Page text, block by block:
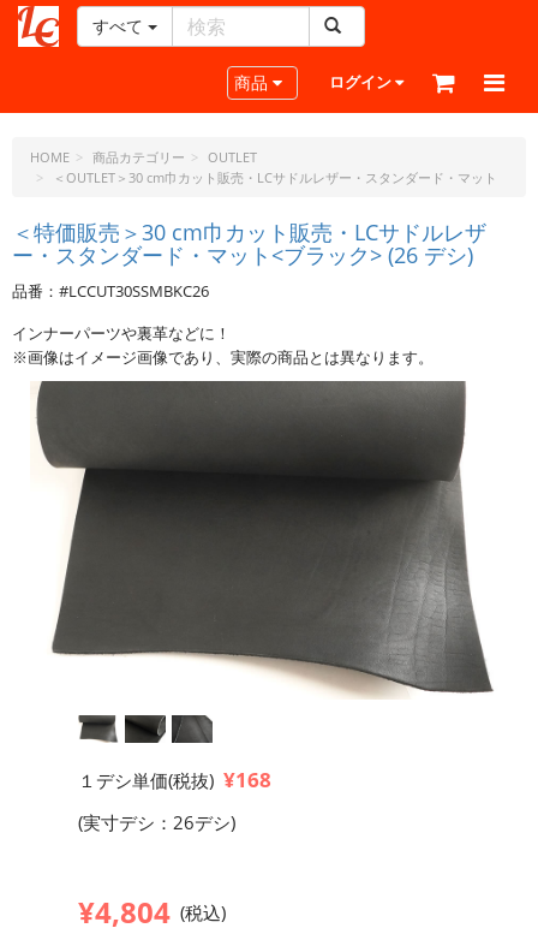
ー
ラ
フ
ド
ッ
ト・
ェ
ー
ピ
ー
すべて
Toggle navigation
商品 ログイン
HOME 商品カテゴリー
OUTLET
＜OUTLET＞30 cm巾カット販売・LCサドルレザー・スタンダード・マット
＜特価販売＞30 cm巾カット販売・LCサドルレザ
ー・スタンダード・マット<ブラック> (26 デシ)
品番：#LCCUT30SSMBKC26
インナーパーツや裏革などに！
※画像はイメージ画像であり、実際の商品とは異なります。
１デシ単価(税抜) ¥168
(実寸デシ：26デシ)
¥4,804 (税込)